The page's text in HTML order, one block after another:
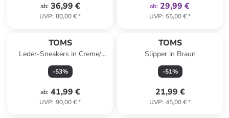
ab: 36,99 €
UVP: 80,00 €*
ab: 29,99 €
UVP: 55,00 €*
TOMS
Leder-Sneakers in Creme/
Rosa/ Grün
-53%
ab: 41,99 €
UVP: 90,00 €*
TOMS
Slipper in Braun
-51%
21,99 €
UVP: 45,00 €*